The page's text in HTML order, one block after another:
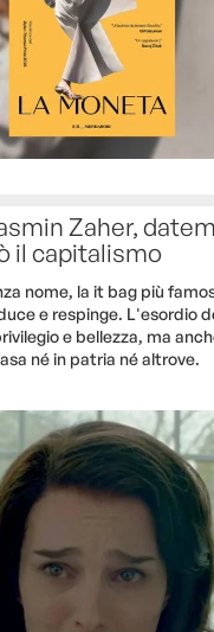
Zaher,
il capitalismo
nome, la it bag più
e respinge. L'esordio
e bellezza, ma
né in patria né altrove.